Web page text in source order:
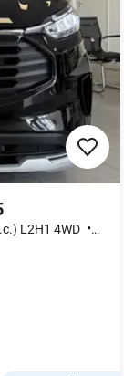
L2H1 4WD •